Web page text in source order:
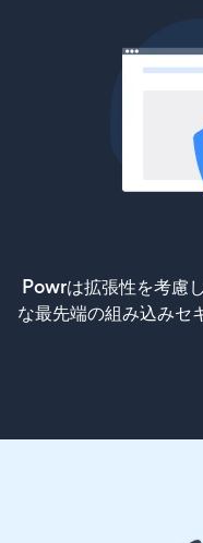
Powrは拡張性を考慮
な最先端の組み込みセ